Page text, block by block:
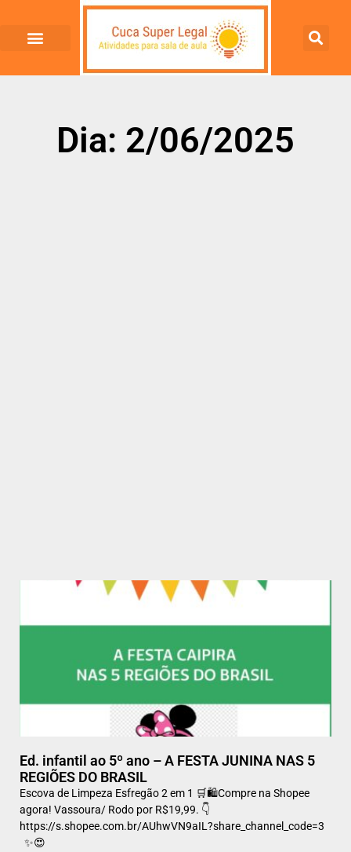
Dia: 2/06/2025
Ed. infantil ao 5º ano – A FESTA JUNINA NAS 5
REGIÕES DO BRASIL
Escova de Limpeza Esfregão 2 em 1 🛒🛍️Compre na Shopee
agora! Vassoura/ Rodo por R$19,99. 👇
https://s.shopee.com.br/AUhwVN9aIL?share_channel_code=3
✨😍